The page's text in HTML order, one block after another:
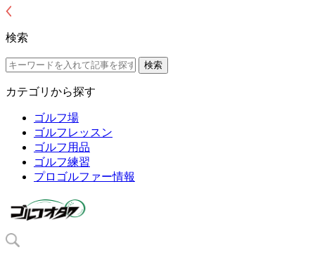
検索
カテゴリから探す
ゴルフ場
ゴルフレッスン
ゴルフ用品
ゴルフ練習
プロゴルファー情報